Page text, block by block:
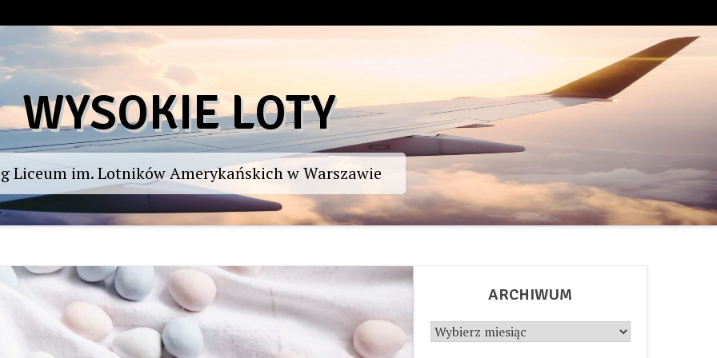
WYSOKIE LOTY
Liceum im. Lotników Amerykańskich w Warszawie
ARCHIWUM
Archiwum